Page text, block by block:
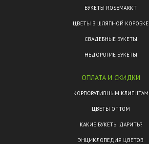
БУКЕТЫ ROSEMARKT
ЦВЕТЫ В ШЛЯПНОЙ КОРОБКЕ
СВАДЕБНЫЕ БУКЕТЫ
НЕДОРОГИЕ БУКЕТЫ
ОПЛАТА И СКИДКИ
КОРПОРАТИВНЫМ КЛИЕНТАМ
ЦВЕТЫ ОПТОМ
КАКИЕ БУКЕТЫ ДАРИТЬ?
ЭНЦИКЛОПЕДИЯ ЦВЕТОВ